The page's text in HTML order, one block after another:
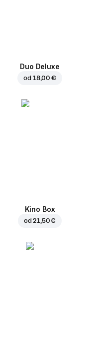
Duo Deluxe
od 18,00 €
Kino Box
od21,50 €